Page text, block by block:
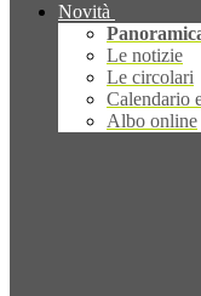
Novità
Le notizie
Le circolari
Calendario
Albo online